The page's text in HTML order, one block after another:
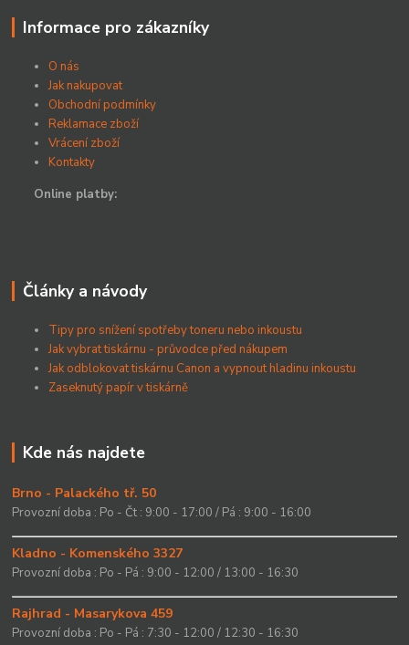
Informace pro zákazníky
O nás
Jak nakupovat
Obchodní podmínky
Reklamace zboží
Vrácení zboží
Kontakty
Online platby:
Články a návody
Tipy pro snížení spotřeby toneru nebo inkoustu
Jak vybrat tiskárnu - průvodce před nákupem
Jak odblokovat tiskárnu Canon a vypnout hladinu inkoustu
Zaseknutý papír v tiskárně
Kde nás najdete
Brno - Palackého tř. 50
Provozní doba : Po - Čt : 9:00 - 17:00 / Pá : 9:00 - 16:00
Kladno - Komenského 3327
Provozní doba : Po - Pá : 9:00 - 12:00 / 13:00 - 16:30
Rajhrad - Masarykova 459
Provozní doba : Po - Pá : 7:30 - 12:00 / 12:30 - 16:30